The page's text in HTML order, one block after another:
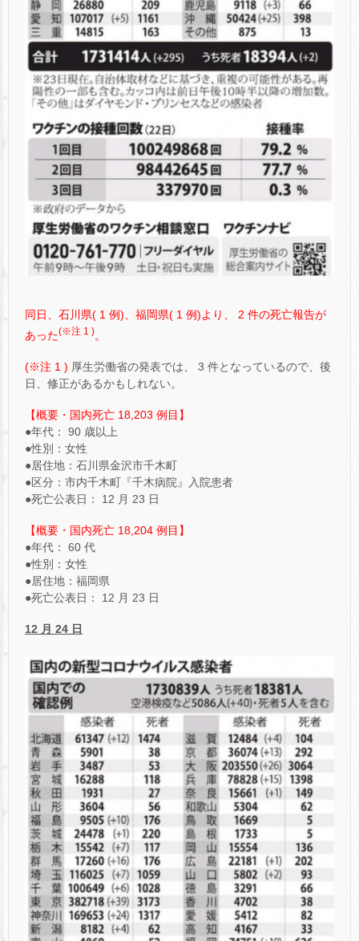
同日、石川県( 1 例)、福岡県( 1 例)より、 2 件の死亡報告が
あった(※注 1 )。
(※注 1 ) 厚生労働省の発表では、 3 件となっているので、後
日、修正があるかもしれない。
【概要・国内死亡 18,203 例目】
●年代： 90 歳以上
●性別：女性
●居住地：石川県金沢市千木町
●区分：市内千木町『千木病院』入院患者
●死亡公表日： 12 月 23 日
【概要・国内死亡 18,204 例目】
●年代： 60 代
●性別：女性
●居住地：福岡県
●死亡公表日： 12 月 23 日
12 月 24 日